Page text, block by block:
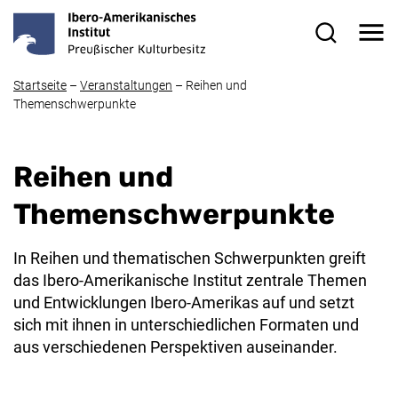
Startseite – Veranstaltungen – Reihen und
Themenschwerpunkte
Reihen und
Themenschwerpunkte
In Reihen und thematischen Schwerpunkten greift
das Ibero-Amerikanische Institut zentrale Themen
und Entwicklungen Ibero-Amerikas auf und setzt
sich mit ihnen in unterschiedlichen Formaten und
aus verschiedenen Perspektiven auseinander.